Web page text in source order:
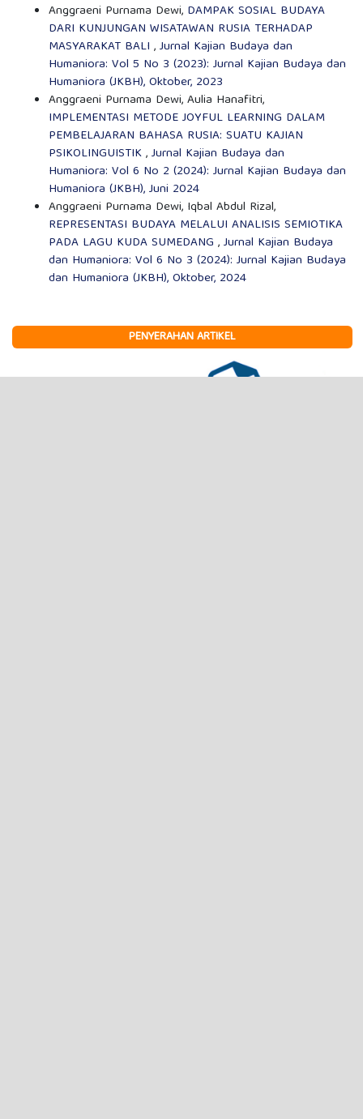
Anggraeni Purnama Dewi, DAMPAK SOSIAL BUDAYA
DARI KUNJUNGAN WISATAWAN RUSIA TERHADAP
MASYARAKAT BALI ,Jurnal Kajian Budaya dan
Humaniora: Vol 5 No 3 (2023): Jurnal Kajian Budaya dan
Humaniora (JKBH), Oktober, 2023
Anggraeni Purnama Dewi, Aulia Hanafitri,
IMPLEMENTASI METODE JOYFUL LEARNING DALAM
PEMBELAJARAN BAHASA RUSIA: SUATU KAJIAN
PSIKOLINGUISTIK,Jurnal Kajian Budaya dan
Humaniora: Vol 6 No 2 (2024): Jurnal Kajian Budaya dan
Humaniora (JKBH), Juni 2024
Anggraeni Purnama Dewi, Iqbal Abdul Rizal,
REPRESENTASI BUDAYA MELALUI ANALISIS SEMIOTIKA
PADA LAGU KUDA SUMEDANG ,Jurnal Kajian Budaya
dan Humaniora: Vol 6 No 3 (2024): Jurnal Kajian Budaya
dan Humaniora (JKBH), Oktober, 2024
PENYERAHAN ARTIKEL